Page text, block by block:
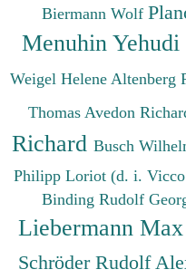
Biermann Wolf
Menuhin Yehudi
Weigel Helene Altenberg
Thomas Avedon
Richard Busch
Philipp Loriot (d. i.
Binding Rudolf
Liebermann Max
Schröder Rudolf